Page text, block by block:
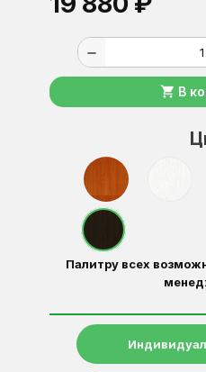
remove
shopping_cart В
Палитру всех